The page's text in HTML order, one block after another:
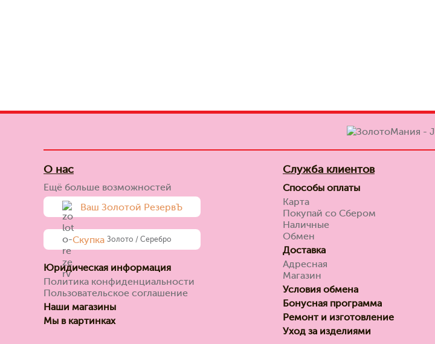
О нас
Ещё больше возможностей
Ваш Золотой РезервЪ
Скупка Золото / Серебро
Юридическая информация
Политика конфиденциальности
Пользовательское соглашение
Наши магазины
Мы в картинках
Служба клиентов
Способы оплаты
Карта
Покупай со Сбером
Наличные
Обмен
Доставка
Адресная
Магазин
Условия обмена
Бонусная программа
Ремонт и изготовление
Уход за изделиями